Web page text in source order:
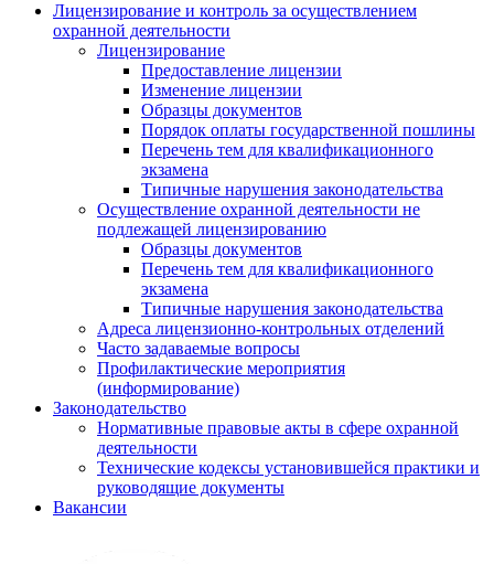
Лицензирование и контроль за осуществлением
охранной деятельности
Лицензирование
Предоставление лицензии
Изменение лицензии
Образцы документов
Порядок оплаты государственной пошлины
Перечень тем для квалификационного
экзамена
Типичные нарушения законодательства
Осуществление охранной деятельности не
подлежащей лицензированию
Образцы документов
Перечень тем для квалификационного
экзамена
Типичные нарушения законодательства
Адреса лицензионно-контрольных отделений
Часто задаваемые вопросы
Профилактические мероприятия
(информирование)
Законодательство
Нормативные правовые акты в сфере охранной
деятельности
Технические кодексы установившейся практики и
руководящие документы
Вакансии